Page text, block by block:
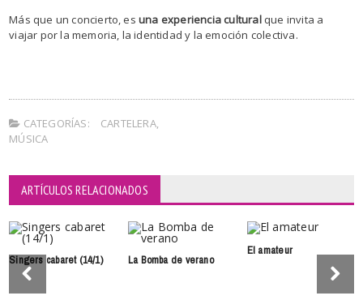
Más que un concierto, esuna experiencia culturalque invita a
viajar por la memoria, la identidad y la emoción colectiva.
CATEGORÍAS: CARTELERA,
MÚSICA
ARTÍCULOS RELACIONADOS
Singers cabaret (14/1) La Bomba de verano
El amateur